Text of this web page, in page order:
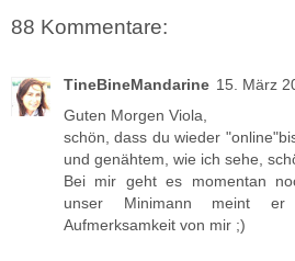
88 Kommentare:
TineBineMandarine 15. März
Guten Morgen Viola,
schön, dass du wieder
und genähtem, wie ich sehe,
Bei mir geht es momentan
unser Minimann meint
Aufmerksamkeit von mir ;)